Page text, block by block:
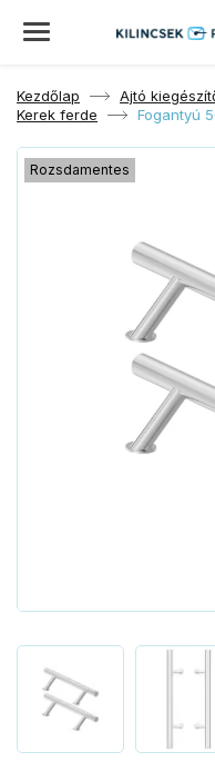
Kezdőlap Ajtó
Kerek ferde
Fogantyú
Rozsdamentes